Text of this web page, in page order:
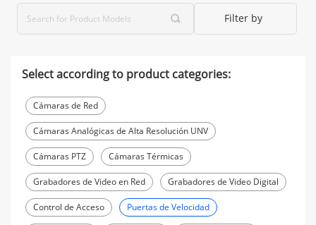
Filter by
Select according to product categories:
Cámaras de Red
Cámaras Analógicas de Alta Resolución UNV
Cámaras PTZ Cámaras Térmicas
Grabadores de Video en Red Grabadores de Video Digital
Control de Acceso Puertas de Velocidad